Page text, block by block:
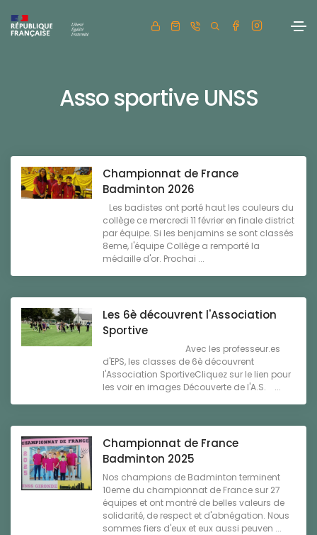
Asso sportive UNSS
Championnat de France
Badminton 2026
Les badistes ont porté haut les couleurs du
collège ce mercredi 11 février en finale district
par équipe. Si les benjamins se sont classés
8eme, l'équipe Collège a remporté la
médaille d'or. Prochai ...
Les 6è découvrent l'Association
Sportive
Avec les professeur.es
d'EPS, les classes de 6è découvrent
l'Association SportiveCliquez sur le lien pour
les voir en images Découverte de l'A.S. ...
Championnat de France
Badminton 2025
Nos champions de Badminton terminent
10eme du championnat de France sur 27
équipes et ont montré de belles valeurs de
solidarité, de respect et d'abnégation. Nous
sommes fiers d'eux et eux aussi peuven ...